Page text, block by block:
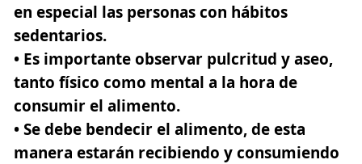
en especial las personas con hábitos
sedentarios.
• Es importante observar pulcritud y aseo,
tanto físico como mental a la hora de
consumir el alimento.
• Se debe bendecir el alimento, de esta
manera estarán recibiendo y consumiendo